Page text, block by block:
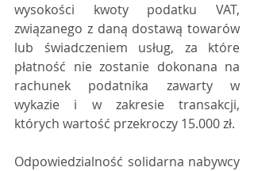
wysokości kwoty podatku VAT,
związanego z daną dostawą towarów
lub świadczeniem usług, za które
płatność nie zostanie dokonana na
rachunek podatnika zawarty w
wykazie i w zakresie transakcji,
których wartość przekroczy 15.000 zł.
Odpowiedzialność solidarna nabywcy